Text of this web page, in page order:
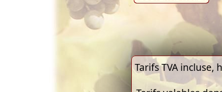
Tarifs TVA incluse,